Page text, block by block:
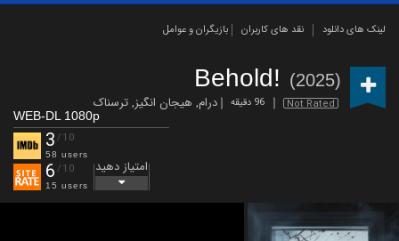
لینک های دانلود نقد های کاربران بازیگران و عوامل
Behold! (2025)
Not Rated 96 دقیقه درام, هیجان انگیز,ترسناک
WEB-DL 1080p
3 /10
58 users
6 /10
15 users
امتیاز دهید